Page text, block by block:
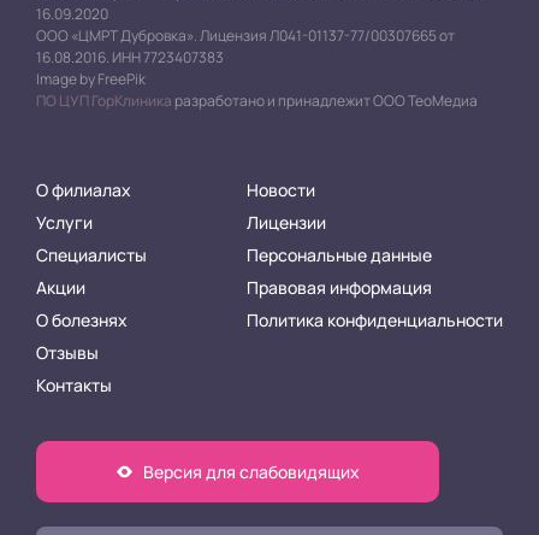
16.09.2020
ООО «ЦМРТ Дубровка». Лицензия Л041-01137-77/00307665 от
16.08.2016. ИНН 7723407383
Image by FreePik
ПО ЦУП ГорКлиника разработано и принадлежит ООО ТеоМедиа
О филиалах
Услуги
Специалисты
Акции
О болезнях
Отзывы
Контакты
Новости
Лицензии
Персональные данные
Правовая информация
Политика конфиденциальности
Версия для слабовидящих